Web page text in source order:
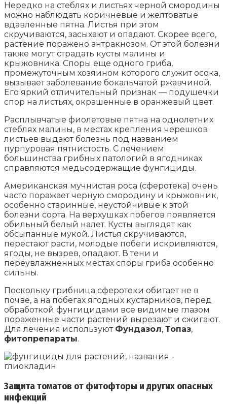
Нередко на стеблях и листьях черной смородины
можно наблюдать коричневые и желтоватые
вдавленные пятна. Листья при этом
скручиваются, засыхают и опадают. Скорее всего,
растение поражено антракнозом. От этой болезни
также могут страдать кусты малины и
крыжовника. Споры еще одного гриба,
промежуточным хозяином которого служит осока,
вызывает заболевание бокальчатой ржавчиной.
Его яркий отличительный признак — подушечки
спор на листьях, окрашенные в оранжевый цвет.
Расплывчатые фиолетовые пятна на однолетних
стеблях малины, в местах крепления черешков
листьев выдают болезнь под названием
пурпуровая пятнистость. С лечением
большинства грибных патологий в ягодниках
справляются медьсодержащие фунгициды.
Американская мучнистая роса (сферотека) очень
часто поражает черную смородину и крыжовник,
особенно старинные, неустойчивые к этой
болезни сорта. На верхушках побегов появляется
обильный белый налет. Кусты выглядят как
обсыпанные мукой. Листья скручиваются,
перестают расти, молодые побеги искривляются,
ягоды, не вызрев, опадают. В тени и
переувлажненных местах споры гриба особенно
сильны.
Поскольку грибница сферотеки обитает не в
почве, а на побегах ягодных кустарников, перед
обработкой фунгицидами все видимые глазом
пораженные части растений вырезают и сжигают.
Для лечения используют Фундазол, Топаз,
фитопрепараты.
Защита томатов от фитофторы и других опасных
инфекций